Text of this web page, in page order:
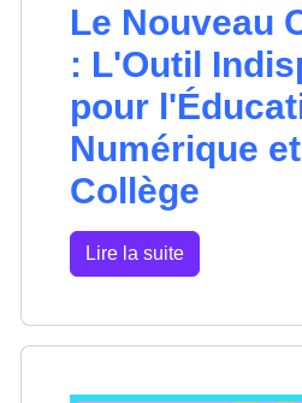
Le Nouveau
: L'Outil
pour
Numérique
Collège
Lire la suite